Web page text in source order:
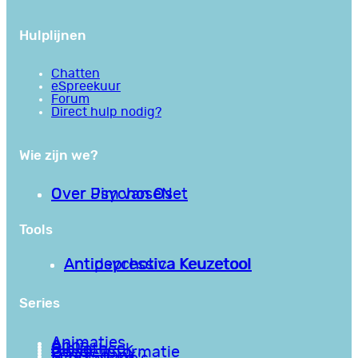
Hulplijnen
Chatten
eSpreekuur
Forum
Direct hulp nodig?
Wie zijn we?
Over PsychoseNet
Over Jim van Os
Tools
Antipsychotica Keuzetool
Antidepressiva Keuzetool
Series
Animaties
Apps
Bibliotheek
Goede informatie